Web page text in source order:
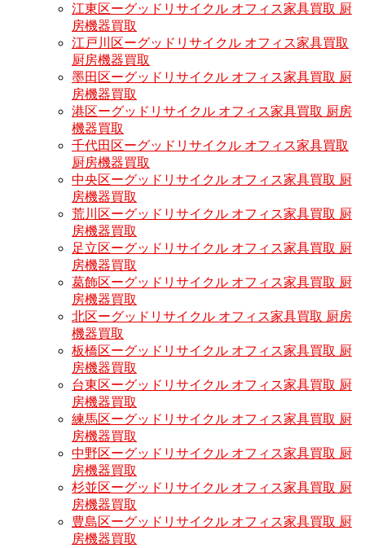
江東区ーグッドリサイクル オフィス家具買取 厨
房機器買取
江戸川区ーグッドリサイクル オフィス家具買取
厨房機器買取
墨田区ーグッドリサイクル オフィス家具買取 厨
房機器買取
港区ーグッドリサイクル オフィス家具買取 厨房
機器買取
千代田区ーグッドリサイクル オフィス家具買取
厨房機器買取
中央区ーグッドリサイクル オフィス家具買取 厨
房機器買取
荒川区ーグッドリサイクル オフィス家具買取 厨
房機器買取
足立区ーグッドリサイクル オフィス家具買取 厨
房機器買取
葛飾区ーグッドリサイクル オフィス家具買取 厨
房機器買取
北区ーグッドリサイクル オフィス家具買取 厨房
機器買取
板橋区ーグッドリサイクル オフィス家具買取 厨
房機器買取
台東区ーグッドリサイクル オフィス家具買取 厨
房機器買取
練馬区ーグッドリサイクル オフィス家具買取 厨
房機器買取
中野区ーグッドリサイクル オフィス家具買取 厨
房機器買取
杉並区ーグッドリサイクル オフィス家具買取 厨
房機器買取
豊島区ーグッドリサイクル オフィス家具買取 厨
房機器買取